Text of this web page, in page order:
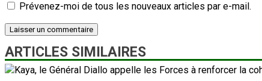
Prévenez-moi de tous les nouveaux articles par e-mail.
ARTICLES SIMILAIRES